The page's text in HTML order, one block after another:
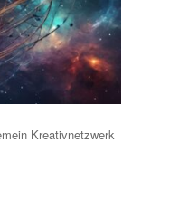
Kreativnetzwerk